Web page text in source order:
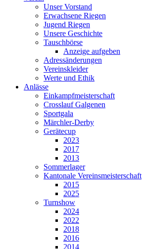
Unser Vorstand
Erwachsene Riegen
Jugend Riegen
Unsere Geschichte
Tauschbörse
Anzeige aufgeben
Adressänderungen
Vereinskleider
Werte und Ethik
Anlässe
Einkampfmeisterschaft
Crosslauf Galgenen
Sportgala
Märchler-Derby
Gerätecup
2023
2017
2013
Sommerlager
Kantonale Vereinsmeisterschaft
2015
2025
Turnshow
2024
2022
2018
2016
2014